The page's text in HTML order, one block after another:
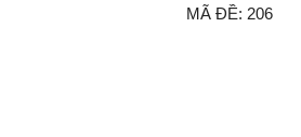
MÃ ĐỀ: 206